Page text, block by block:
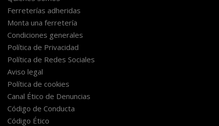
Ferreterías adheridas
Monta una ferretería
Condiciones generales
Política de Privacidad
Política de Redes Sociales
Aviso legal
Política de cookies
Canal Ético de Denuncias
Código de Conducta
Código Ético